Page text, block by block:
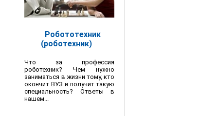
Робототехник
(роботехник)
Что за профессия
роботехник? Чем нужно
заниматься в жизни тому, кто
окончит ВУЗ и получит такую
специальность? Ответы в
нашем...